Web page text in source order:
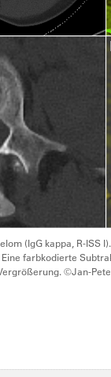
(IgG kappa, R-ISS
farbkodierte
©Jan-